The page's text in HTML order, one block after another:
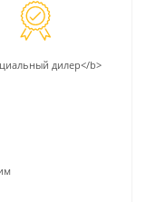
дилер</b>